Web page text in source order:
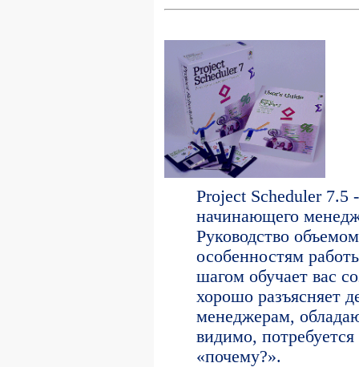
Project Scheduler 7.5
начинающего
Руководство
особенностям
шагом обучает вас
хорошо разъясняет
менеджерам,
видимо,
«почему?».